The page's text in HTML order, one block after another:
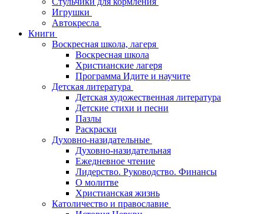
Игрушки
Автокресла
Книги
Воскресная школа, лагеря
Воскресная школа
Христианские лагеря
Программа Идите и научите
Детская литература
Детская художественная литература
Детские стихи и песни
Пазлы
Раскраски
Духовно-назидательные
Духовно-назидательная
Ежедневное чтение
Лидерство. Руководство. Финансы
О молитве
Христианская жизнь
Католичество и православие